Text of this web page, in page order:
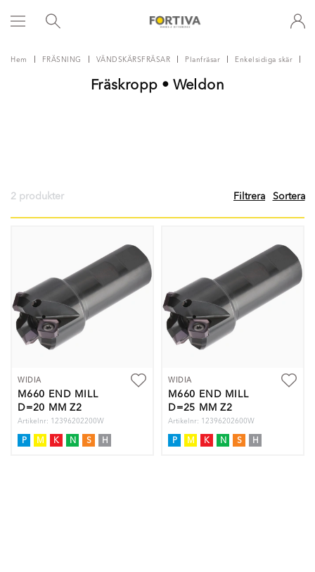
Hem FRÄSNING VÄNDSKÄRSFRÄSAR Planfräsar Enkelsidiga skär
Fräskropp • Weldon
2 produkter Filtrera Sortera
WIDIA
M660 END MILL
D=20 MM Z2
Artikelnr: 12396202200W
P M K N S H
WIDIA
M660 END MILL
D=25 MM Z2
Artikelnr: 12396202600W
P M K N S H